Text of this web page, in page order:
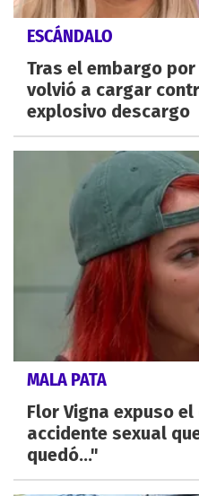
ESCÁNDALO
Tras el embargo
volvió a cargar
explosivo descargo
MALA PATA
Flor Vigna expuso
accidente sexual
quedó..."